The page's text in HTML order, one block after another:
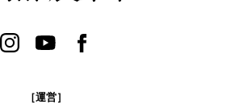
［運営］